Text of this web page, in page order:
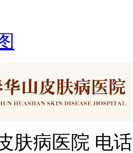
肤病医院 电